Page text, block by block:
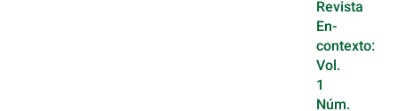
Revista
En-
contexto:
Vol.
1
Núm.